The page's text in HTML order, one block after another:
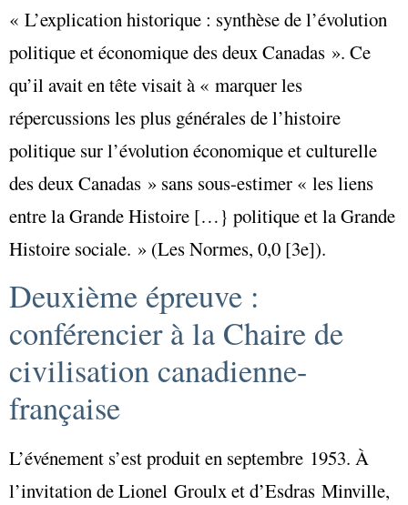
« L’explication historique : synthèse de l’évolution
politique et économique des deux Canadas ». Ce
qu’il avait en tête visait à « marquer les
répercussions les plus générales de l’histoire
politique sur l’évolution économique et culturelle
des deux Canadas » sans sous-estimer « les liens
entre la Grande Histoire […} politique et la Grande
Histoire sociale. » (Les Normes, 0,0 [3e]).
Deuxième épreuve :
conférencier à la Chaire de
civilisation canadienne-
française
L’événement s’est produit en septembre 1953. À
l’invitation de Lionel Groulx et d’Esdras Minville,